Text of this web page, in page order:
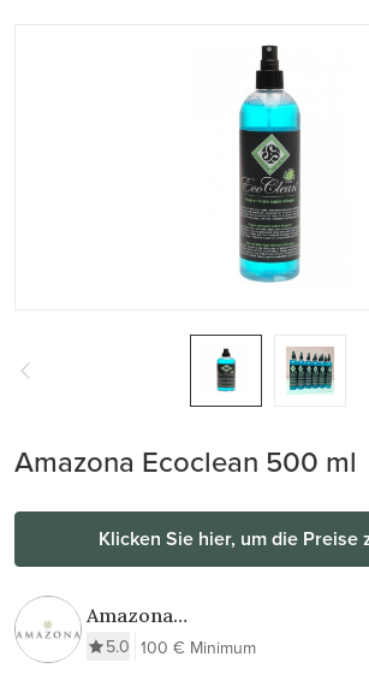
Amazona Ecoclean 500 ml
Klicken Sie hier, um die Preise
Amazona
Krijtverf & Wax
5.0 100 € Minimum